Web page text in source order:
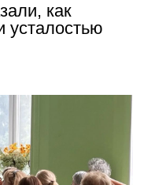
как
усталостью